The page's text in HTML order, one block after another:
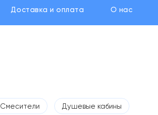
Доставка и оплата О нас
Смесители Душевые кабины